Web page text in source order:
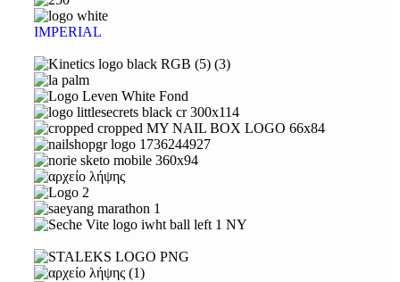
IMPERIAL